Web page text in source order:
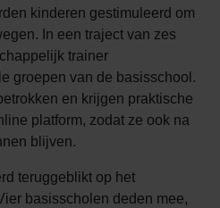
kinderen gestimuleerd om
In een traject van zes
trainer
groepen van de basisschool.
en krijgen praktische
platform, zodat ze ook na
blijven.
teruggeblikt op het
basisscholen deden mee,